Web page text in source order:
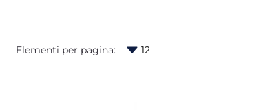
Elementi per pagina: